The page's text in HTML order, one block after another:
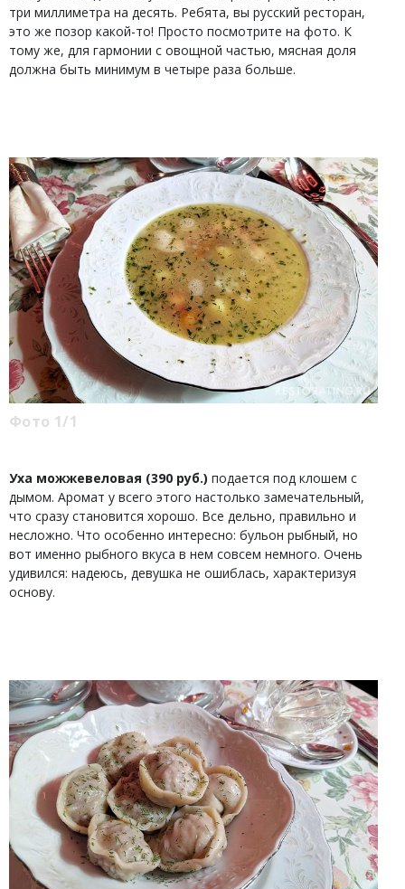
три миллиметра на десять. Ребята, вы русский ресторан,
это же позор какой-то! Просто посмотрите на фото. К
тому же, для гармонии с овощной частью, мясная доля
должна быть минимум в четыре раза больше.
Фото 1/1
Уха можжевеловая (390 руб.) подается под клошем с
дымом. Аромат у всего этого настолько замечательный,
что сразу становится хорошо. Все дельно, правильно и
несложно. Что особенно интересно: бульон рыбный, но
вот именно рыбного вкуса в нем совсем немного. Очень
удивился: надеюсь, девушка не ошиблась, характеризуя
основу.